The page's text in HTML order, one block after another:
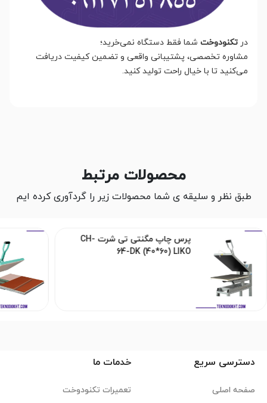
در تکنودوخت شما فقط دستگاه نمی‌خرید؛
مشاوره تخصصی، پشتیبانی واقعی و تضمین کیفیت دریافت
می‌کنید تا با خیال راحت تولید کنید.
محصولات مرتبط
طبق نظر و سلیقه ی شما محصولات زیر را گردآوری کرده ایم
پرس چاپ مگنتی تی شرت CH-
64-DK (40*60) LIKO
دسترسی سریع
صفحه اصلی
خدمات ما
تعمیرات تکنودوخت